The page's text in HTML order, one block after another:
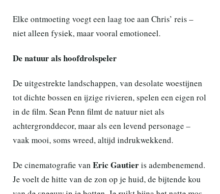
Elke ontmoeting voegt een laag toe aan Chris’ reis –
niet alleen fysiek, maar vooral emotioneel.
De natuur als hoofdrolspeler
De uitgestrekte landschappen, van desolate woestijnen
tot dichte bossen en ijzige rivieren, spelen een eigen rol
in de film. Sean Penn filmt de natuur niet als
achtergronddecor, maar als een levend personage –
vaak mooi, soms wreed, altijd indrukwekkend.
De cinematografie van Eric Gautieris adembenemend.
Je voelt de hitte van de zon op je huid, de bijtende kou